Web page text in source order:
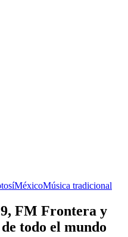
MéxicoMúsica tradicional
FM Frontera y
todo el mundo